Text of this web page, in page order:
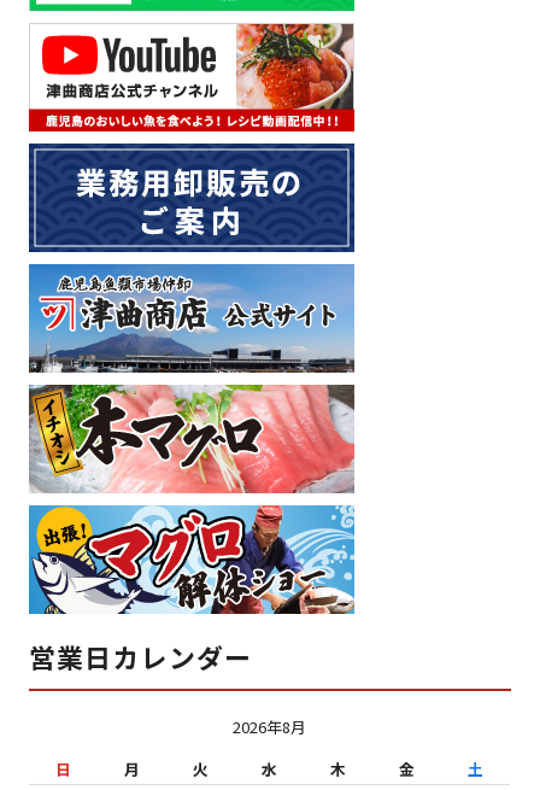
営業日カレンダー
2026年8月
日
月 火 水 木 金
土